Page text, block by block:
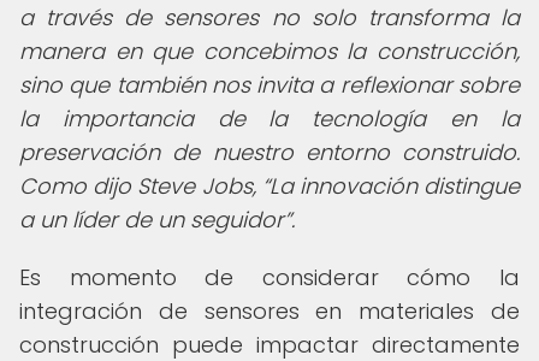
a través de sensores no solo transforma la
manera en que concebimos la construcción,
sino que también nos invita a reflexionar sobre
la importancia de la tecnología en la
preservación de nuestro entorno construido.
Como dijo Steve Jobs, La innovación distingue
a un líder de un seguidor .
Es momento de considerar cómo la
integración de sensores en materiales de
construcción puede impactar directamente